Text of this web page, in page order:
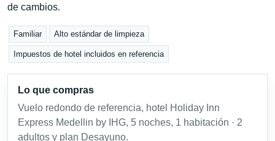
de cambios.
Familiar Alto estándar de limpieza
Impuestos de hotel incluidos en referencia
Lo que compras
Vuelo redondo de referencia, hotel Holiday Inn
Express Medellin by IHG, 5 noches, 1 habitación · 2
adultos y plan Desayuno.